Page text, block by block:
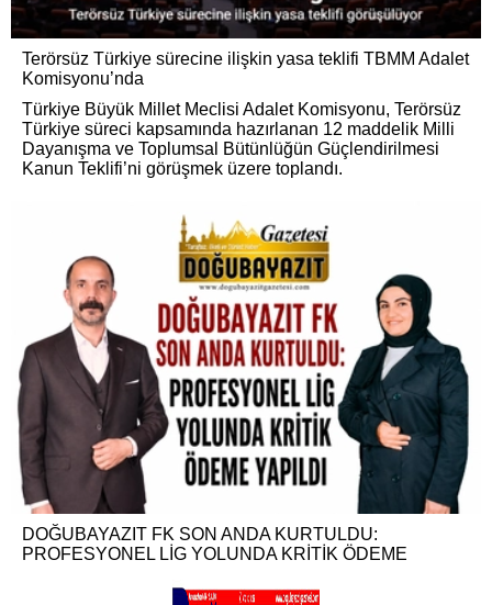
Terörsüz Türkiye sürecine ilişkin yasa teklifi TBMM Adalet
Komisyonu’nda
Türkiye Büyük Millet Meclisi Adalet Komisyonu, Terörsüz
Türkiye süreci kapsamında hazırlanan 12 maddelik Milli
Dayanışma ve Toplumsal Bütünlüğün Güçlendirilmesi
Kanun Teklifi’ni görüşmek üzere toplandı.
DOĞUBAYAZIT FK SON ANDA KURTULDU:
PROFESYONEL LİG YOLUNDA KRİTİK ÖDEME